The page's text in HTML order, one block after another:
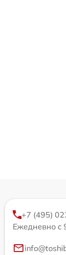
+7 (495)
Ежедневно с